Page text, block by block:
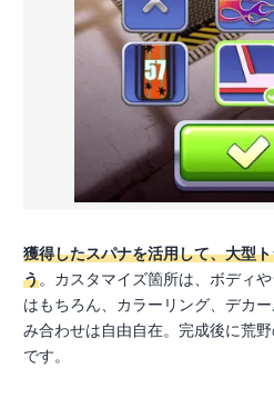
獲得したスパナを活用して、大型
う。カスタマイズ箇所は、ボディ
はもちろん、カラーリング、デカ
み合わせは自由自在。完成後に荒
です。